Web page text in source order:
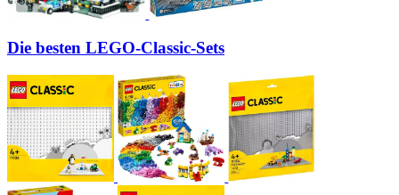
Die besten LEGO-Classic-Sets